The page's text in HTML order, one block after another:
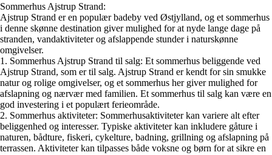
Sommerhus Ajstrup Strand:
Ajstrup Strand er en populær badeby ved Østjylland, og et sommerhus
i denne skønne destination giver mulighed for at nyde lange dage på
stranden, vandaktiviteter og afslappende stunder i naturskønne
omgivelser.
1. Sommerhus Ajstrup Strand til salg: Et sommerhus beliggende ved
Ajstrup Strand, som er til salg. Ajstrup Strand er kendt for sin smukke
natur og rolige omgivelser, og et sommerhus her giver mulighed for
afslapning og nærvær med familien. Et sommerhus til salg kan være en
god investering i et populært ferieområde.
2. Sommerhus aktiviteter: Sommerhusaktiviteter kan variere alt efter
beliggenhed og interesser. Typiske aktiviteter kan inkludere gåture i
naturen, bådture, fiskeri, cykelture, badning, grillning og afslapning på
terrassen. Aktiviteter kan tilpasses både voksne og børn for at sikre en